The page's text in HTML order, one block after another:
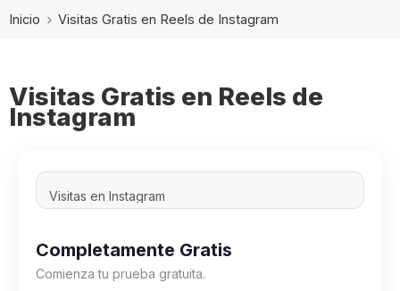
Inicio Visitas Gratis en Reels de Instagram
Visitas Gratis en Reels de
Instagram
Completamente Gratis
Comienza tu prueba gratuita.